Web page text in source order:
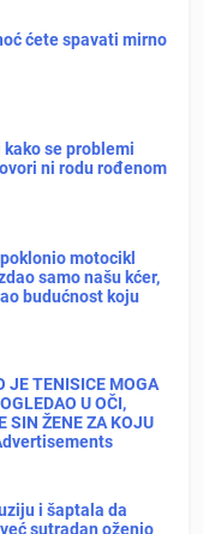
ćete spavati mirno
se problemi
ni rodu rođenom
motocikl
samo našu kćer,
budućnost koju
JE TENISICE MOGA
U OČI,
SIN ŽENE ZA KOJU
i šaptala da
sutradan oženio